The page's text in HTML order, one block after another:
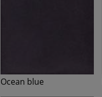
Ocean blue